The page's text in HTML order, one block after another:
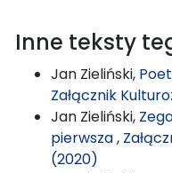
Inne teksty
Jan Zieliński,
Załącznik
Jan Zieliński,
pierwsza,
(2020)